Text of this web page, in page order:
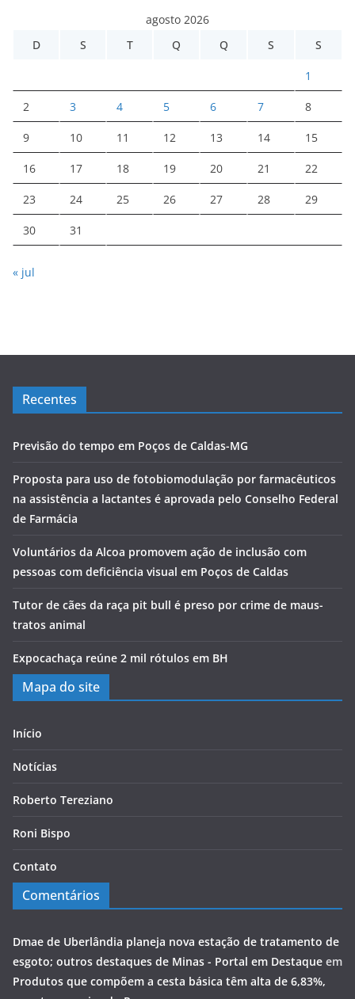
agosto 2026
D
S T Q Q S S
1
2 3 4 5 6 7 8
9 10 11 12 13 14 15
16 17 18 19 20 21 22
23 24 25 26 27 28 29
30 31
« jul
Recentes
Previsão do tempo em Poços de Caldas-MG
Proposta para uso de fotobiomodulação por farmacêuticos
na assistência a lactantes é aprovada pelo Conselho Federal
de Farmácia
Voluntários da Alcoa promovem ação de inclusão com
pessoas com deficiência visual em Poços de Caldas
Tutor de cães da raça pit bull é preso por crime de maus-
tratos animal
Expocachaça reúne 2 mil rótulos em BH
Mapa do site
Início
Notícias
Roberto Tereziano
Roni Bispo
Contato
Comentários
Dmae de Uberlândia planeja nova estação de tratamento de
esgoto; outros destaques de Minas - Portal em Destaque em
Produtos que compõem a cesta básica têm alta de 6,83%,